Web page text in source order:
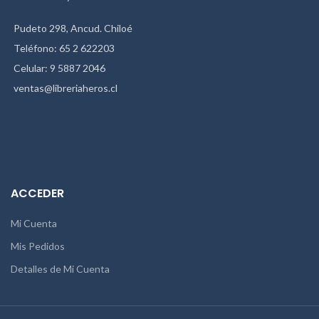
Pudeto 298, Ancud. Chiloé
Teléfono: 65 2 622203
Celular: 9 5887 2046
ventas@libreriaheros.cl
ACCEDER
Mi Cuenta
Mis Pedidos
Detalles de Mi Cuenta